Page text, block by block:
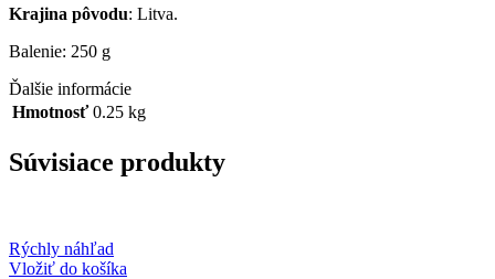
Krajina pôvodu: Litva.
Balenie: 250 g
Ďalšie informácie
Hmotnosť 0.25 kg
Súvisiace produkty
Rýchly náhľad
Vložiť do košíka